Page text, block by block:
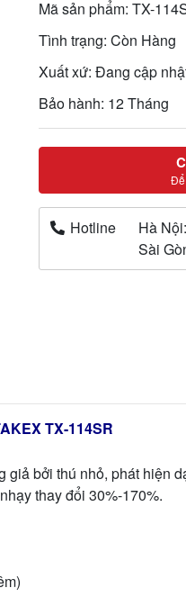
Mã sản phẩm: TX-
Tình trạng: Còn Hàng
Xuất xứ: Đang cập
Bảo hành: 12 Tháng
Hotline Hà
Sài
TX-114SR
bởi thú nhỏ, phát hiện
thay đổi 30%-170%.